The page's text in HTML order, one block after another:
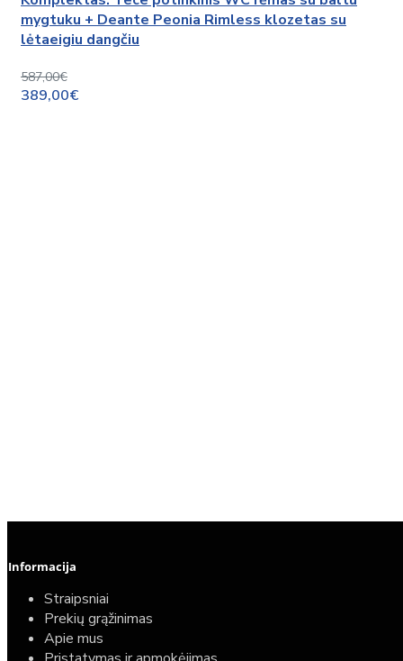
mygtuku + Deante Peonia Rimless klozetas su
lėtaeigiu dangčiu
587,00€
389,00€
Informacija
Straipsniai
Prekių grąžinimas
Apie mus